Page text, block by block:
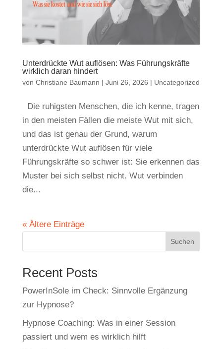
Unterdrückte Wut auflösen: Was Führungskräfte
wirklich daran hindert
von Christiane Baumann | Juni 26, 2026 | Uncategorized
Die ruhigsten Menschen, die ich kenne, tragen
in den meisten Fällen die meiste Wut mit sich,
und das ist genau der Grund, warum
unterdrückte Wut auflösen für viele
Führungskräfte so schwer ist: Sie erkennen das
Muster bei sich selbst nicht. Wut verbinden
die...
« Ältere Einträge
Suchen
Recent Posts
PowerInSole im Check: Sinnvolle Ergänzung
zur Hypnose?
Hypnose Coaching: Was in einer Session
passiert und wem es wirklich hilft